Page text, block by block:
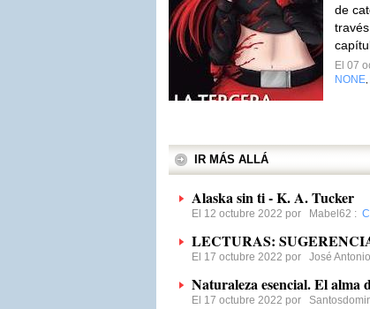
de
El 07
NONE
IR MÁS ALLÁ
Alaska sin ti - K. A. Tucker
El 12 octubre 2022 por Mabel62 :
LECTURAS:
El 17 octubre 2022 por José
Naturaleza esencial. El alma
El 17 octubre 2022 por